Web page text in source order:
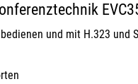
und mit H.323